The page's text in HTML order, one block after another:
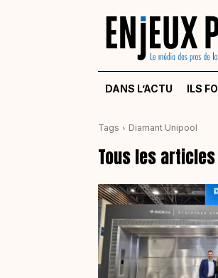
DANS L’ACTU ILS
Tags Diamant Unipool
Tous les